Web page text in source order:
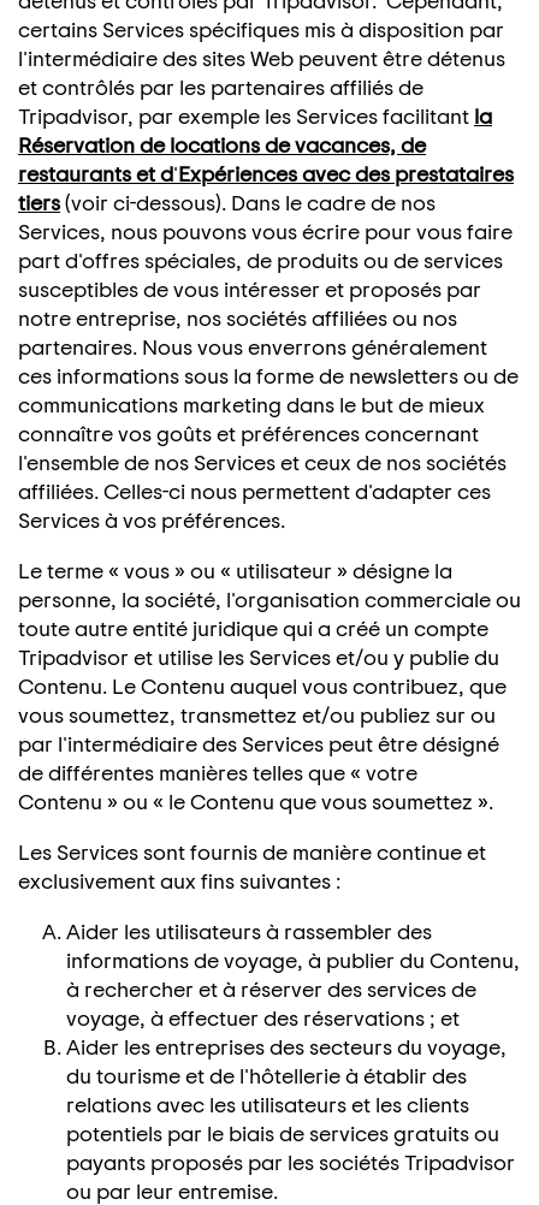
certains Services spécifiques mis à disposition par
l'intermédiaire des sites Web peuvent être détenus
et contrôlés par les partenaires affiliés de
Tripadvisor, par exemple les Services facilitant la
Réservation de locations de vacances, de
restaurants et d'Expériences avec des prestataires
tiers(voir ci-dessous). Dans le cadre de nos
Services, nous pouvons vous écrire pour vous faire
part d'offres spéciales, de produits ou de services
susceptibles de vous intéresser et proposés par
notre entreprise, nos sociétés affiliées ou nos
partenaires. Nous vous enverrons généralement
ces informations sous la forme de newsletters ou de
communications marketing dans le but de mieux
connaître vos goûts et préférences concernant
l'ensemble de nos Services et ceux de nos sociétés
affiliées. Celles-ci nous permettent d'adapter ces
Services à vos préférences.
Le terme « vous » ou « utilisateur » désigne la
personne, la société, l'organisation commerciale ou
toute autre entité juridique qui a créé un compte
Tripadvisor et utilise les Services et/ou y publie du
Contenu. Le Contenu auquel vous contribuez, que
vous soumettez, transmettez et/ou publiez sur ou
par l'intermédiaire des Services peut être désigné
de différentes manières telles que « votre
Contenu » ou « le Contenu que vous soumettez ».
Les Services sont fournis de manière continue et
exclusivement aux fins suivantes :
Aider les utilisateurs à rassembler des
informations de voyage, à publier du Contenu,
à rechercher et à réserver des services de
voyage, à effectuer des réservations ; et
Aider les entreprises des secteurs du voyage,
du tourisme et de l'hôtellerie à établir des
relations avec les utilisateurs et les clients
potentiels par le biais de services gratuits ou
payants proposés par les sociétés Tripadvisor
ou par leur entremise.